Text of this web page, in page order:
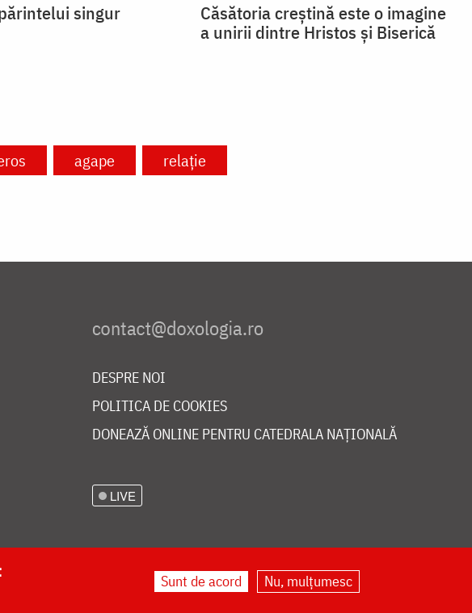
singur
Căsătoria creștină este o imagine
a unirii dintre Hristos și Biserică
agape relație
DESPRE NOI
POLITICA DE COOKIES
DONEAZĂ ONLINE PENTRU CATEDRALA NAȚIONALĂ
LIVE
Sunt de acord Nu, mulțumesc